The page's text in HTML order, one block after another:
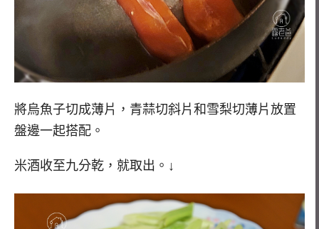
將烏魚子切成薄片，青蒜切斜片和雪梨切薄片放置
盤邊一起搭配。
米酒收至九分乾，就取出。↓